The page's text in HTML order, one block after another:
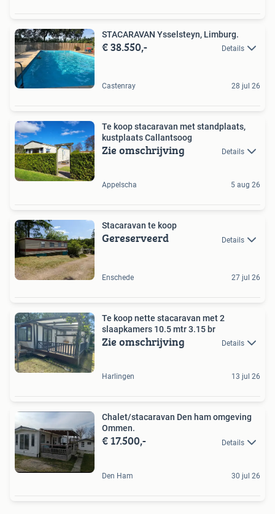
STACARAVAN Ysselsteyn, Limburg.
€ 38.550,- Details
Castenray 28 jul 26
Te koop stacaravan met standplaats,
kustplaats Callantsoog
Zie omschrijving Details
Appelscha 5 aug 26
Stacaravan te koop
Gereserveerd Details
Enschede 27 jul 26
Te koop nette stacaravan met 2
slaapkamers 10.5 mtr 3.15 br
Zie omschrijving Details
Harlingen 13 jul 26
Chalet/stacaravan Den ham omgeving
Ommen.
€ 17.500,- Details
Den Ham 30 jul 26